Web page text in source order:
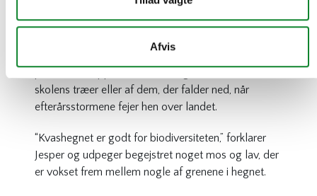
Afvis
skøjteløbere og vandkalve og mange andre insekter.
skolens træer eller af dem, der falder ned, når
efterårsstormene fejer hen over landet.
“Kvashegnet er godt for biodiversiteten,” forklarer
Jesper og udpeger begejstret noget mos og lav, der
er vokset frem mellem nogle af grenene i hegnet.